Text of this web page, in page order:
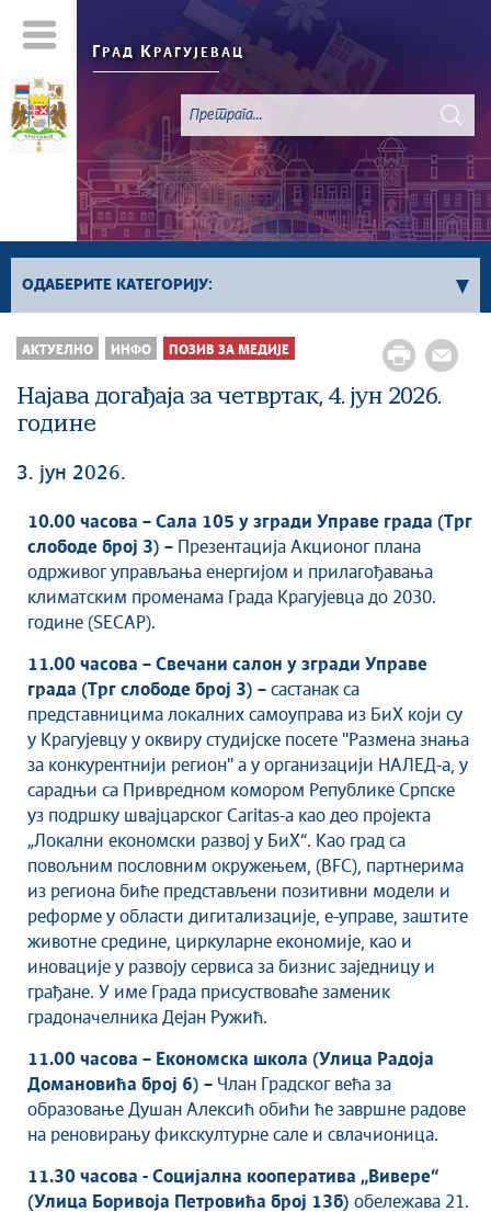
Г РАД К РАГУЈЕВАЦ
ОДАБЕРИТЕ КАТЕГОРИЈУ:
Све вести
Сервисне Информације
Генерално
Односи са јавношћу
Здравство
Социјална заштита
Спорт
Седнице Градског већа
Седнице Скупштине
Туризам
Крагујевац - Град у парку
Екологија
Млади у локалној самоуправи
НВО
Међународна сарадња
Позив за медије
Избори
Октобарске свечаности
Образовање
Савет за координацију послова безбедности
саобраћаја
Људска и мањинска права
АКТУЕЛНО ИНФО ПОЗИВ ЗА МЕДИЈЕ
Најава догађаја за четвртак, 4. јун 2026.
године
3. јун 2026.
10.00 часова – Сала 105 у згради Управе града (Трг
слободе број 3) –
Презентација Акционог плана
одрживог управљања енергијом и прилагођавања
климатским променама Града Крагујевца до 2030.
године (SECAP).
11.00 часова – Свечани салон у згради Управе
града (Трг слободе број 3) – састанак са
представницима локалних самоуправа из БиХ који су
у Крагујевцу у оквиру студијске посете ''Размена знања
за конкурентнији регион'' а у организацији НАЛЕД-а, у
сарадњи са Привредном комором Републике Српске
уз подршку швајцарског Caritas-а као део пројекта
„Локални економски развој у БиХ“. Као град са
повољним пословним окружењем, (BFC), партнерима
из региона биће представљени позитивни модели и
реформе у области дигитализације, е-управе, заштите
животне средине, циркуларне економије, као и
иновације у развоју сервиса за бизнис заједницу и
грађане. У име Града присуствоваће заменик
градоначелника Дејан Ружић.
11.00 часова – Економска школа (Улица Радоја
Домановића број 6) – Члан Градског већа за
образовање Душан Алексић обићи ће завршне радове
на реновирању фикскултурне сале и свлачионица.
11.30 часова - Социјална кооператива „Вивере“
(Улица Боривоја Петровића број 13б) обележава 21.